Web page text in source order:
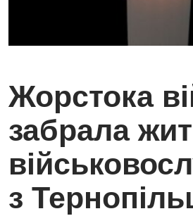
Жорстока
забрала
з